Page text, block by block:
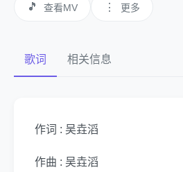
🎵 查看MV ⋮ 更多
歌词 相关信息
作词 : 吴垚滔
作曲 : 吴垚滔